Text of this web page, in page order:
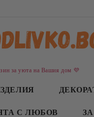
за уюта на Вашия дом 💜
С ЛЮБОВ